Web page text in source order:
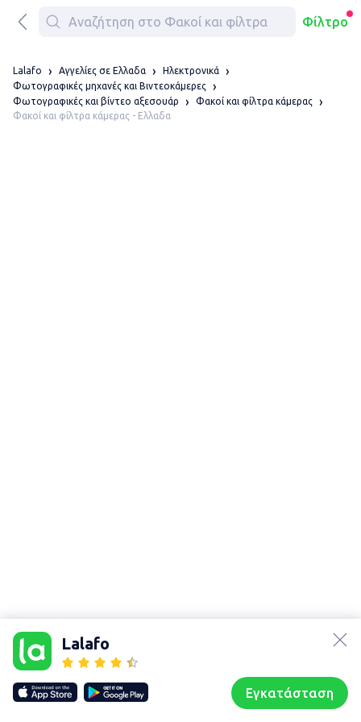
Φίλτρο
Lalafo
Εγκατάσταση
Lalafo Αγγελίες σε Ελλαδα
Ηλεκτρονικά
Φωτογραφικές μηχανές και Βιντεοκάμερες
Φωτογραφικές και βίντεο αξεσουάρ
Φακοί και φίλτρα κάμερας
Φακοί και φίλτρα κάμερας - Ελλαδα
Our websites
lalafo.kg
lalafo.rs
lalafo.pl
Sitemap
Συζητήσεις Προφίλ